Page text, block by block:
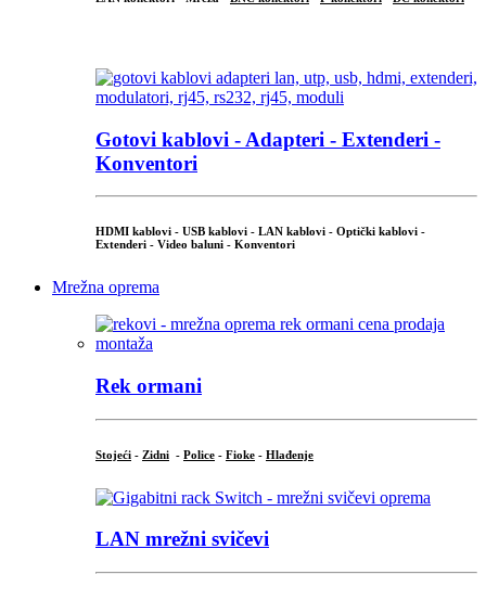
Gotovi kablovi - Adapteri - Extenderi -
Konventori
HDMI kablovi - USB kablovi - LAN kablovi - Optički kablovi -
Extenderi - Video baluni - Konventori
Mrežna oprema
Rek ormani
Stojeći - Zidni - Police - Fioke - Hlađenje
LAN mrežni svičevi